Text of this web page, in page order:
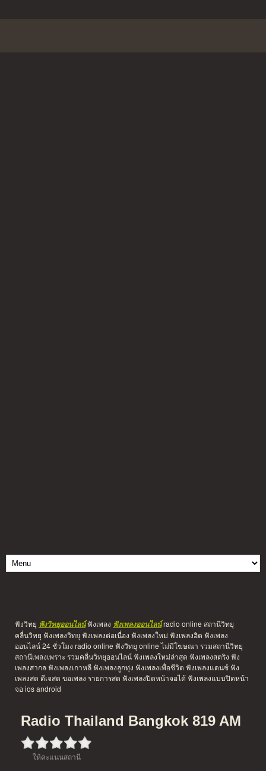
ฟังวิทยุ ฟังวิทยุออนไลน์ฟังเพลง ฟังเพลงออนไลน์radio online สถานีวิทยุ
คลื่นวิทยุ ฟังเพลงวิทยุ ฟังเพลงต่อเนื่อง ฟังเพลงใหม่ ฟังเพลงฮิต ฟังเพลง
ออนไลน์ 24 ชั่วโมง radio online ฟังวิทยุ online ไม่มีโฆษณา รวมสถานีวิทยุ
สถานีเพลงเพราะ รวมคลื่นวิทยุออนไลน์ ฟังเพลงใหม่ล่าสุด ฟังเพลงสตริง ฟัง
เพลงสากล ฟังเพลงเกาหลี ฟังเพลงลูกทุ่ง ฟังเพลงเพื่อชีวิต ฟังเพลงแดนซ์ ฟัง
เพลงสด ดีเจสด ขอเพลง รายการสด ฟังเพลงปิดหน้าจอได้ ฟังเพลงแบบปิดหน้า
จอ ios android
Radio Thailand Bangkok 819 AM
ให้คะแนนสถานี